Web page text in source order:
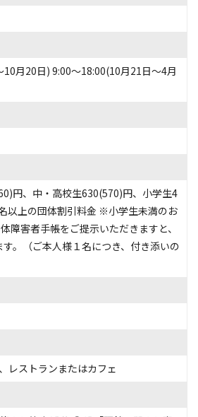
月20日) 9:00～18:00(10月21日～4月
円、中・高校生630(570)円、小学生4
以上の団体割引料金 ※小学生未満のお
障害者手帳をご提示いただきますと、
。（ご本人様１名につき、付き添いの
、 レストランまたはカフェ